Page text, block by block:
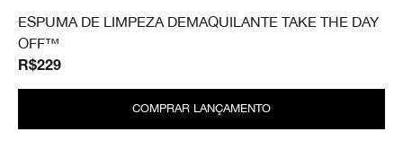
ESPUMA DE LIMPEZA DEMAQUILANTE TAKE THE DAY
OFF™
R$229
COMPRAR LANÇAMENTO